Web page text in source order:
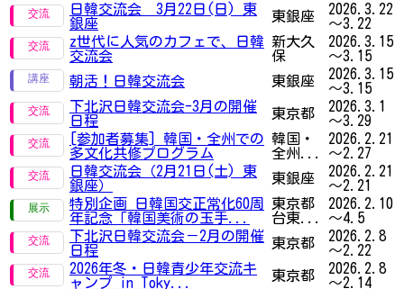
日韓交流会 3月22日(日) 東
銀座
東銀座
2026.3.22
～3.22
z世代に人気のカフェで、日韓
交流会
新大久
保
2026.3.15
～3.15
朝活！日韓交流会
東銀座
2026.3.15
～3.15
下北沢日韓交流会-3月の開催
日程
東京都
2026.3.1
～3.29
[参加者募集] 韓国・全州での
多文化共修プログラム
韓国・
全州...
2026.2.21
～2.27
日韓交流会（2月21日(土) 東
銀座）
東銀座
2026.2.21
～2.21
特別企画 日韓国交正常化60周
年記念「韓国美術の玉手...
東京都
台東...
2026.2.10
～4.5
下北沢日韓交流会－2月の開催
日程
東京都
2026.2.8
～2.22
2026年冬・日韓青少年交流キ
ャンプ in Toky...
東京都
2026.2.8
～2.14